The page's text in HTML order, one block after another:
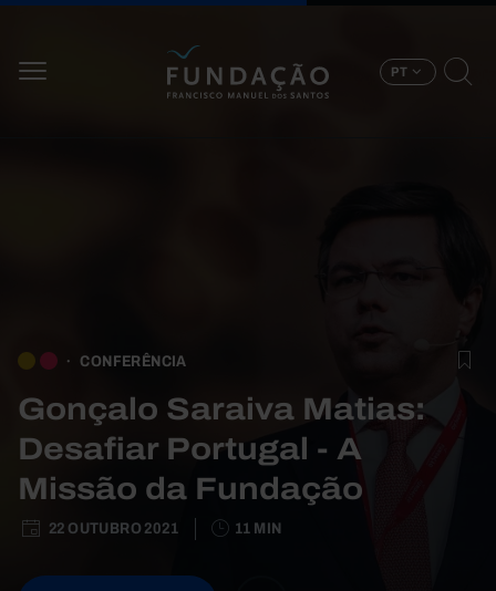
PT
CONFERÊNCIA
Gonçalo Saraiva Matias:
Desafiar Portugal - A
Missão da Fundação
22 OUTUBRO 2021 11 MIN